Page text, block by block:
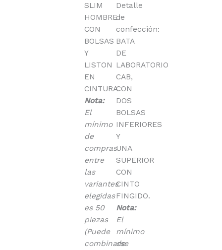
SLIM
HOMBRE
CON
BOLSAS
Y
LISTON
EN
CINTURA.
Nota:
El
mínimo
de
compras
entre
las
variantes
elegidas
es 50
piezas
(Puede
combinarse
Detalle
de
confección:
BATA
DE
LABORATORIO
CAB,
CON
DOS
BOLSAS
INFERIORES
Y
UNA
SUPERIOR
CON
CINTO
FINGIDO.
Nota:
El
mínimo
de